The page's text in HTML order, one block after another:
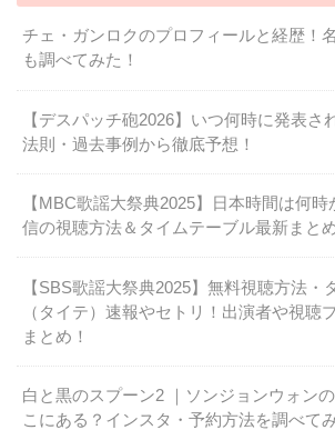
チェ・ガンロクのプロフィールと経歴！
も調べてみた！
【デスパッチ砲2026】いつ何時に発表さ
法則・過去事例から徹底予想！
【MBC歌謡大祭典2025】日本時間は何
信の視聴方法＆タイムテーブル最新まと
【SBS歌謡大祭典2025】無料視聴方法・
（タイテ）速報やセトリ！出演者や視聴
まとめ！
白と黒のスプーン2 ｜ソンジョンウォン
こにある？インスタ・予約方法を調べて